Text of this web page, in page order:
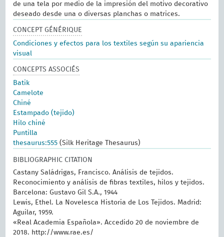
de una tela por medio de la impresión del motivo decorativo
deseado desde una o diversas planchas o matrices.
CONCEPT GÉNÉRIQUE
Condiciones y efectos para los textiles según su apariencia
visual
CONCEPTS ASSOCIÉS
Batik
Camelote
Chiné
Estampado (tejido)
Hilo chiné
Puntilla
thesaurus:555 (Silk Heritage Thesaurus)
BIBLIOGRAPHIC CITATION
Castany Saládrigas, Francisco. Análisis de tejidos.
Reconocimiento y análisis de fibras textiles, hilos y tejidos.
Barcelona: Gustavo Gil S.A., 1944
Lewis, Ethel. La Novelesca Historia de Los Tejidos. Madrid:
Aguilar, 1959.
«Real Academia Española». Accedido 20 de noviembre de
2018. http://www.rae.es/